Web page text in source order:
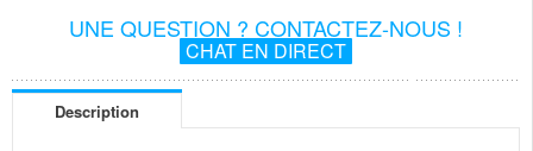
UNE QUESTION ? CONTACTEZ-NOUS !
CHAT EN DIRECT
Description